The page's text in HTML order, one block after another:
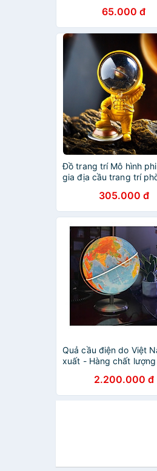
65.000 đ
Đồ trang trí Mô hình
gia địa cầu trang trí
305.000 đ
Quả cầu điện do Việt
xuất - Hàng chất
2.200.000 đ